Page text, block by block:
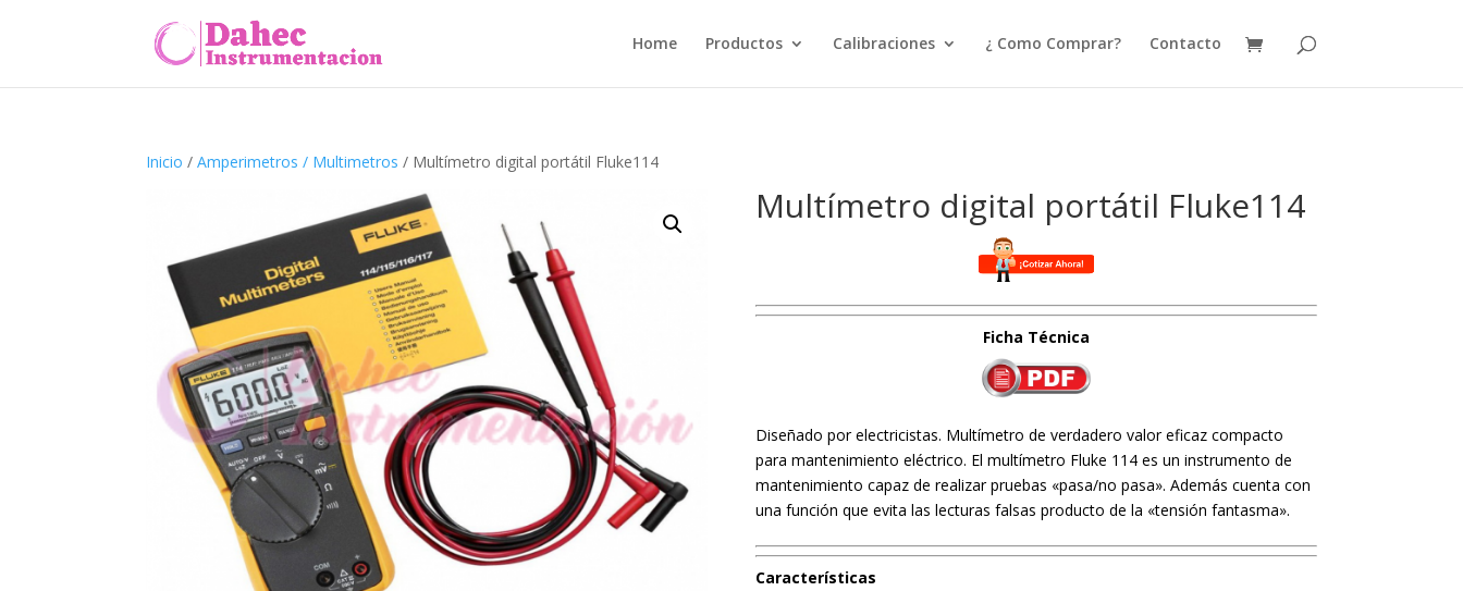
Home Productos Calibraciones ¿ Como Comprar? Contacto
Inicio /Amperimetros / Multimetros / Multímetro digital portátil Fluke114
Multímetro digital portátil Fluke114
Ficha Técnica
Diseñado por electricistas. Multímetro de verdadero valor eficaz compacto
para mantenimiento eléctrico. El multímetro Fluke 114 es un instrumento de
mantenimiento capaz de realizar pruebas «pasa/no pasa». Además cuenta con
una función que evita las lecturas falsas producto de la «tensión fantasma».
Características